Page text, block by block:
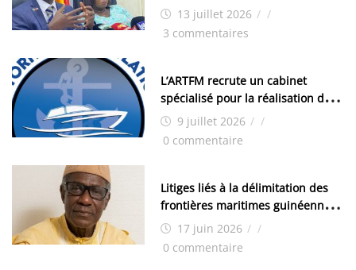
examens nationaux : « Si ce sont
les élections, on trouve tous les
13 juillet 2026 / /
3 commentaires
L’ARTFM recrute un cabinet
spécialisé pour la réalisation des
études techniques
9 juillet 2026 / /
0 commentaire
Litiges liés à la délimitation des
frontières maritimes guinéennes:
Idrissa Chérif écrit au ministre
des Hydrocarbures
17 juin 2026 / /
0 commentaire